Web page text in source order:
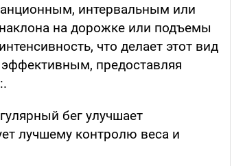
интервальным или
на дорожке или подъемы
что делает этот вид
предоставляя
бег улучшает
лучшему контролю веса и